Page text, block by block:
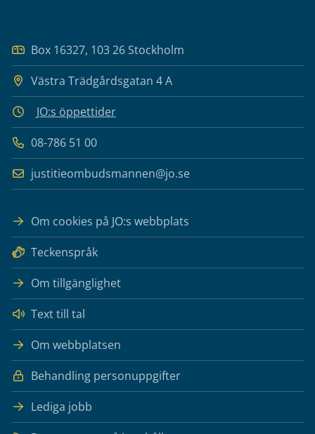
Box 16327, 103 26 Stockholm
Västra Trädgårdsgatan 4 A
JO:s öppettider
08-786 51 00
justitieombudsmannen@jo.se
Om cookies på JO:s webbplats
Teckenspråk
Om tillgänglighet
Text till tal
Om webbplatsen
Behandling personuppgifter
Lediga jobb